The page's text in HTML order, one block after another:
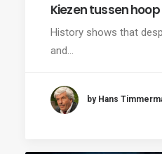
Kiezen tussen
History shows that
and…
by Hans